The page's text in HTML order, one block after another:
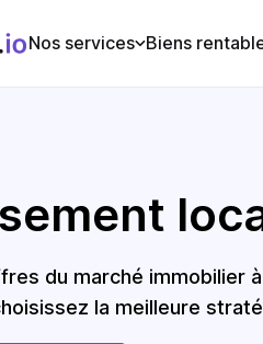
Nos services Biens
du marché immobilier
la meilleure